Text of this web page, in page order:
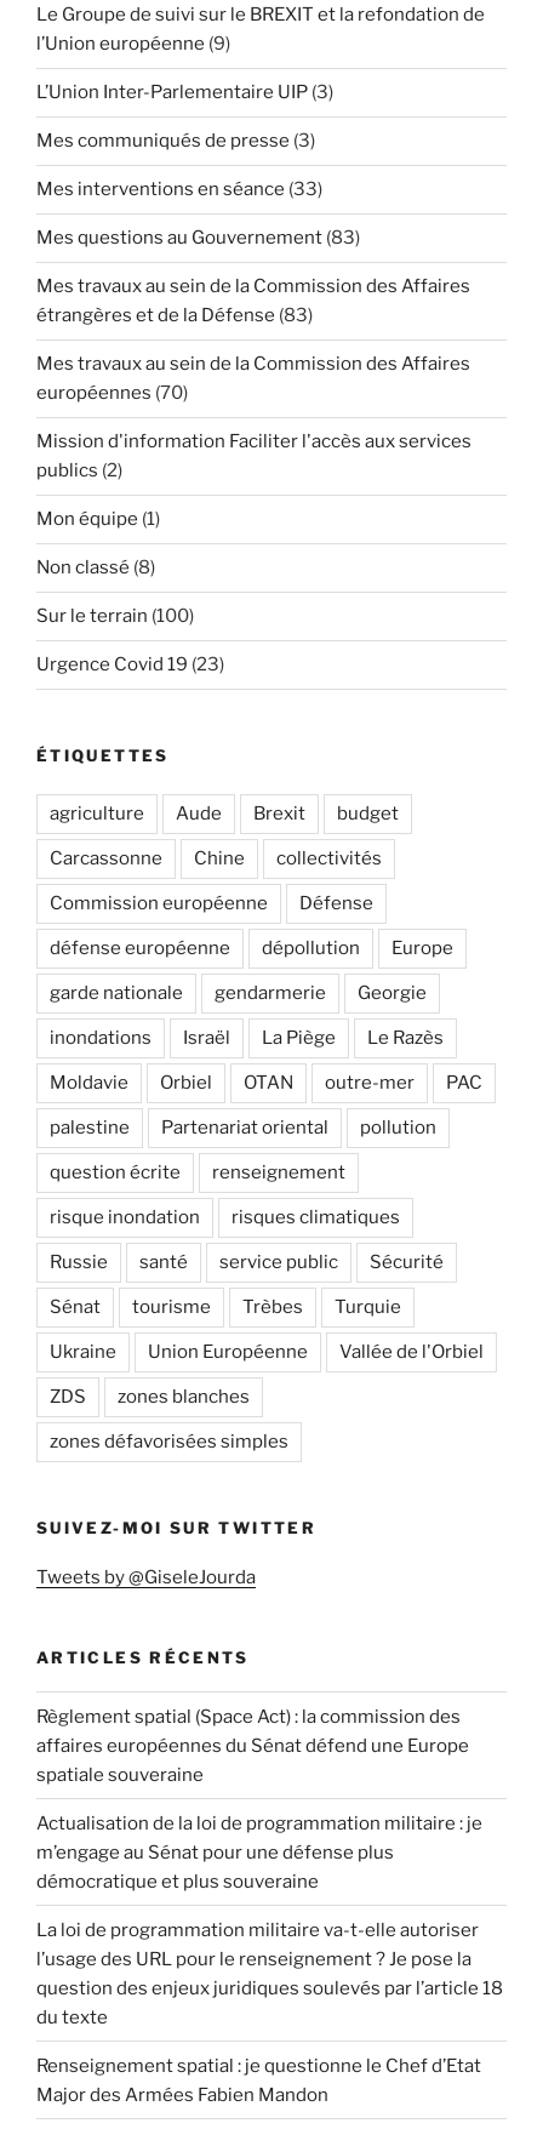
Le Groupe de suivi sur le BREXIT et la refondation de
l’Union européenne (9)
L’Union Inter-Parlementaire UIP (3)
Mes communiqués de presse (3)
Mes interventions en séance (33)
Mes questions au Gouvernement (83)
Mes travaux au sein de la Commission des Affaires
étrangères et de la Défense (83)
Mes travaux au sein de la Commission des Affaires
européennes (70)
Mission d'information Faciliter l'accès aux services
publics (2)
Mon équipe (1)
Non classé (8)
Sur le terrain (100)
Urgence Covid 19 (23)
ÉTIQUETTES
agriculture Aude Brexit budget
Carcassonne Chine collectivités
Commission européenne Défense
défense européenne dépollution Europe
garde nationale gendarmerie Georgie
inondations Israël La Piège Le Razès
Moldavie Orbiel OTAN outre-mer PAC
palestine Partenariat oriental pollution
question écrite renseignement
risque inondation risques climatiques
Russie santé service public Sécurité
Sénat tourisme Trèbes Turquie
Ukraine Union Européenne Vallée de l'Orbiel
ZDS zones blanches
zones défavorisées simples
SUIVEZ-MOI SUR TWITTER
Tweets by @GiseleJourda
ARTICLES RÉCENTS
Règlement spatial (Space Act) : la commission des
affaires européennes du Sénat défend une Europe
spatiale souveraine
Actualisation de la loi de programmation militaire : je
m’engage au Sénat pour une défense plus
démocratique et plus souveraine
La loi de programmation militaire va-t-elle autoriser
l’usage des URL pour le renseignement ? Je pose la
question des enjeux juridiques soulevés par l’article 18
du texte
Renseignement spatial : je questionne le Chef d’Etat
Major des Armées Fabien Mandon